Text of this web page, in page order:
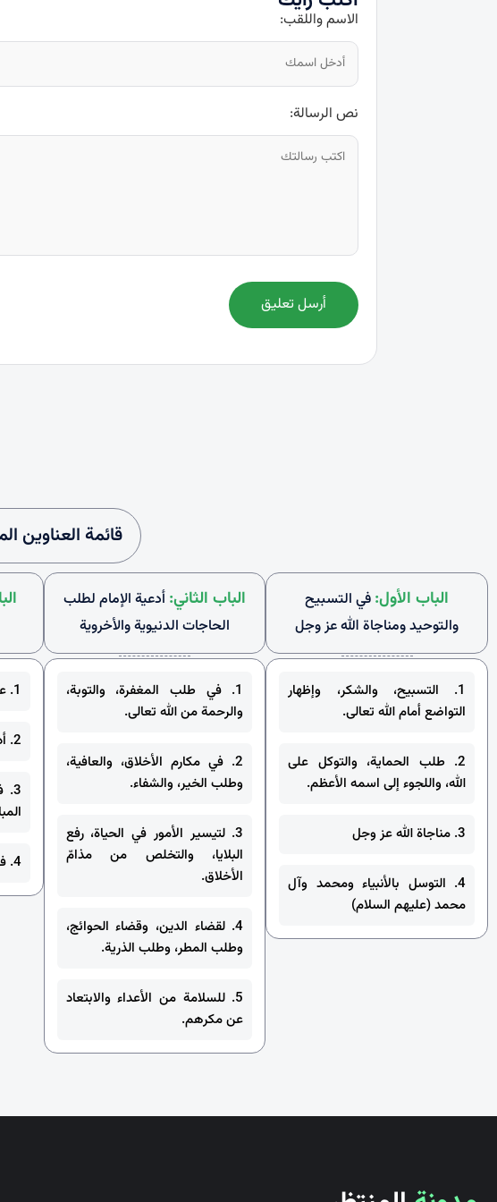
الاسم واللقب:
نص الرسالة:
أرسل تعليق
قائمة العناوين
الباب الأول: في التسبيح
والتوحيد ومناجاة الله عز وجل
1. التسبيح، والشكر، وإظهار
التواضع أمام الله تعالى.
2. طلب الحماية، والتوكل على
الله، واللجوء إلى اسمه الأعظم.
3. مناجاة الله عز وجل
4. التوسل بالأنبياء ومحمد وآل
محمد (عليهم السلام)
الباب الثاني: أدعية الإمام لطلب
الحاجات الدنيوية والأخروية
1. في طلب المغفرة، والتوبة،
والرحمة من الله تعالى.
2. في مكارم الأخلاق، والعافية،
وطلب الخير، والشفاء.
3. لتيسير الأمور في الحياة، رفع
البلايا، والتخلص من مذامّ
الأخلاق.
4. لقضاء الدين، وقضاء الحوائج،
وطلب المطر، وطلب الذرية.
5. للسلامة من الأعداء والابتعاد
عن مكرهم.
1. عند الصباح والمساء.
2. أدعية أيام الأسبوع.
4. في الأعياد.